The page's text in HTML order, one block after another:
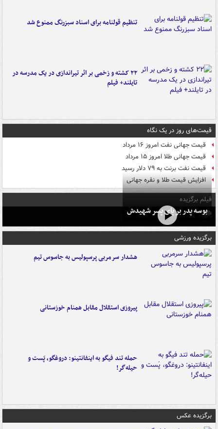
تنظیم قولنامه برای اسناد سبزرنگ ممنوع شد
۲۲ کشته و زخمی بر اثر تیراندازی در یک مدرسه در
تایلند+ فیلم
قیمت‌های روز در یک نگاه
قیمت جهانی نفت امروز ۱۶ مرداد
قیمت جهانی طلا امروز ۱۵ مرداد
قیمت نفت برنت به ۷۹ دلار رسید
افزایش قیمت طلا و نقره جهانی
فیلم برگزیده
بوسه‌ پدر بر پای پسر شهیدش
برگزیده ورزشی
هشدار سرمربی پرسپولیس به جاسوس تیم
پیروزی استقلال مقابل همنام خوزستانی
حمله تند فیگو به اینفانتینو: دروغگو، پَست‌ و
حیله‌گر!
برگزیده عکس